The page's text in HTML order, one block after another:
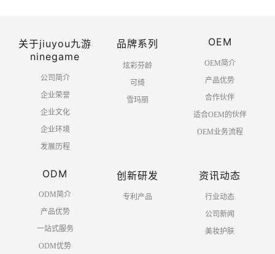
关于jiuyou九游
ninegame
公司简介
企业荣誉
企业文化
企业环境
发展历程
品牌系列
炫彩芬龄
可绮
雪玛丽
OEM
OEM简介
产品优势
合作伙伴
适合OEM的伙伴
OEM业务流程
ODM
ODM简介
产品优势
一站式服务
ODM优势
创新研发
专利产品
资讯动态
行业动态
公司新闻
美妆护肤